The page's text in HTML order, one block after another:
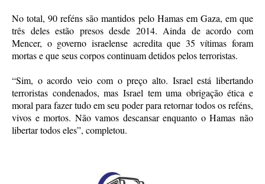
No total, 90 reféns são mantidos pelo Hamas em Gaza, em que
três deles estão presos desde 2014. Ainda de acordo com
Mencer, o governo israelense acredita que 35 vítimas foram
mortas e que seus corpos continuam detidos pelos terroristas.
“Sim, o acordo veio com o preço alto. Israel está libertando
terroristas condenados, mas Israel tem uma obrigação ética e
moral para fazer tudo em seu poder para retornar todos os reféns,
vivos e mortos. Não vamos descansar enquanto o Hamas não
libertar todos eles”, completou.